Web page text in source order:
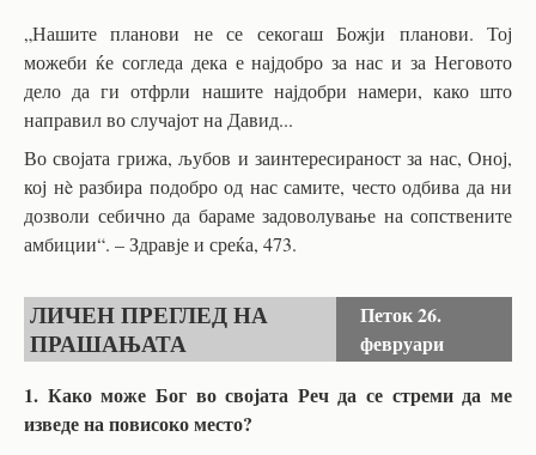
„Нашите планови не се секогаш Божји планови. Тој
можеби ќе согледа дека е најдобро за нас и за Неговото
дело да ги отфрли нашите најдобри намери, како што
направил во случајот на Давид...
Во својата грижа, љубов и заинтересираност за нас, Оној,
кој нè разбира подобро од нас самите, често одбива да ни
дозволи себично да бараме задоволување на сопствените
амбиции“. – Здравје и среќа, 473.
ЛИЧЕН ПРЕГЛЕД НА
ПРАШАЊАТА
Петок26.
февруари
1. Како може Бог во својата Реч да се стреми да ме
изведе на повисоко место?